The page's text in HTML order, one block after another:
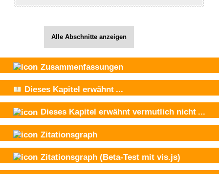
Alle Abschnitte anzeigen
Zusammenfassungen
Dieses Kapitel erwähnt ...
Dieses Kapitel erwähnt vermutlich nicht ...
Zitationsgraph
Zitationsgraph (Beta-Test mit vis.js)